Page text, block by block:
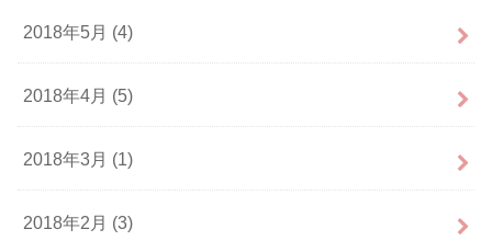
2018年5月 (4)
2018年4月 (5)
2018年3月 (1)
2018年2月 (3)